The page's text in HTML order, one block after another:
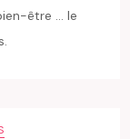
être ... le